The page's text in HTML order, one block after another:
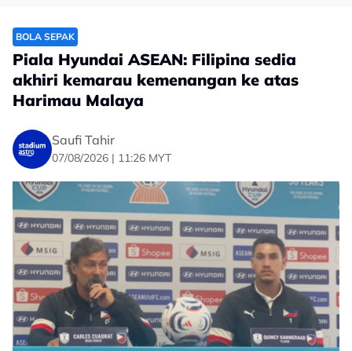
BOLA SEPAK
Piala Hyundai ASEAN: Filipina sedia
akhiri kemarau kemenangan ke atas
Harimau Malaya
Saufi Tahir
07/08/2026 | 11:26 MYT